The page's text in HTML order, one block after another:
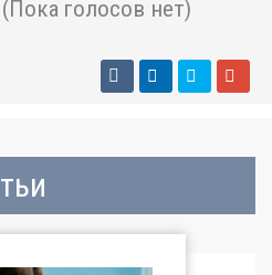
(Пока голосов нет)